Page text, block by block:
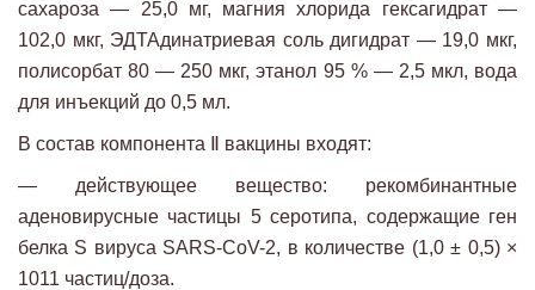
сахароза — 25,0 мг, магния хлорида гексагидрат —
102,0 мкг, ЭДТАдинатриевая соль дигидрат — 19,0 мкг,
полисорбат 80 — 250 мкг, этанол 95 % — 2,5 мкл, вода
для инъекций до 0,5 мл.
В состав компонента Ⅱ вакцины входят:
— действующее вещество: рекомбинантные
аденовирусные частицы 5 серотипа, содержащие ген
белка S вируса SARS-CoV-2, в количестве (1,0 ± 0,5) ×
1011 частиц/доза.